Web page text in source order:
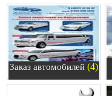
Заказ автомобилей (4)